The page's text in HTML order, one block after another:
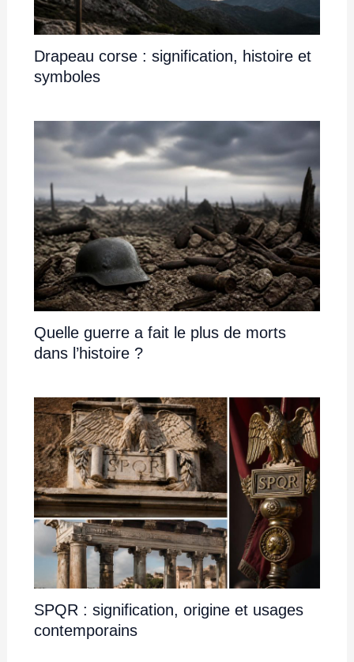
Drapeau corse : signification, histoire et
symboles
Quelle guerre a fait le plus de morts
dans l’histoire ?
SPQR : signification, origine et usages
contemporains